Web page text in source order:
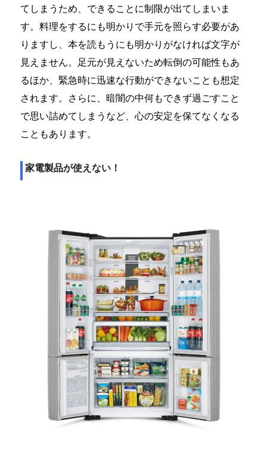
てしまうため、できることに制限が出てしまいま
す。料理をするにも明かりで手元を照らす必要があ
りますし、本を読もうにも明かりがなければ文字が
見えません。足元が見えないため転倒の可能性もあ
るほか、緊急時に迅速な行動ができないことも想定
されます。さらに、暗闇の中何もできず過ごすこと
で思い詰めてしまうなど、心の安定を保てなくなる
こともあります。
家電製品が使えない！